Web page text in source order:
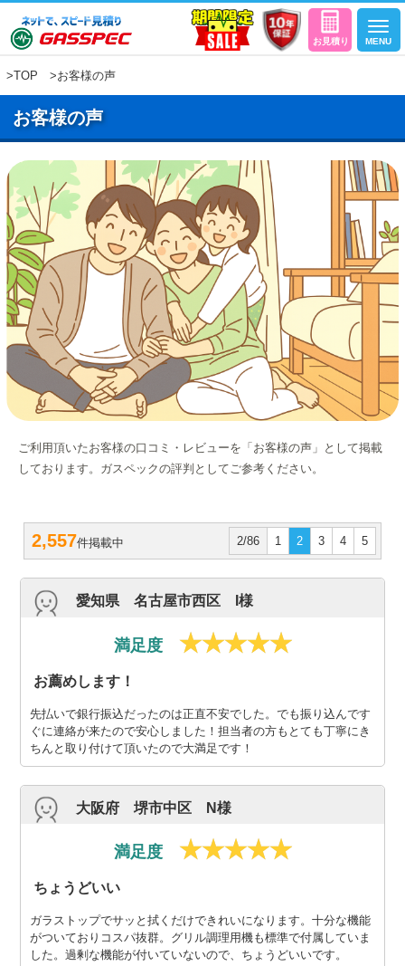
>TOP >お客様の声
お客様の声
ご利用頂いたお客様の口コミ・レビューを「お客様の声」として掲載
しております。ガスペックの評判としてご参考ください。
2,557件掲載中 2/86 1 2 3 4 5
愛知県 名古屋市西区 I様
満足度
お薦めします！
先払いで銀行振込だったのは正直不安でした。でも振り込んです
ぐに連絡が来たので安心しました！担当者の方もとても丁寧にき
ちんと取り付けて頂いたので大満足です！
大阪府 堺市中区 N様
満足度
ちょうどいい
ガラストップでサッと拭くだけできれいになります。十分な機能
がついておりコスパ抜群。グリル調理用機も標準で付属していま
した。過剰な機能が付いていないので、ちょうどいいです。